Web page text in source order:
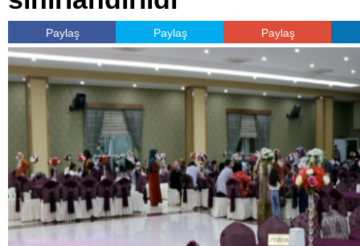
Paylaş Paylaş Paylaş